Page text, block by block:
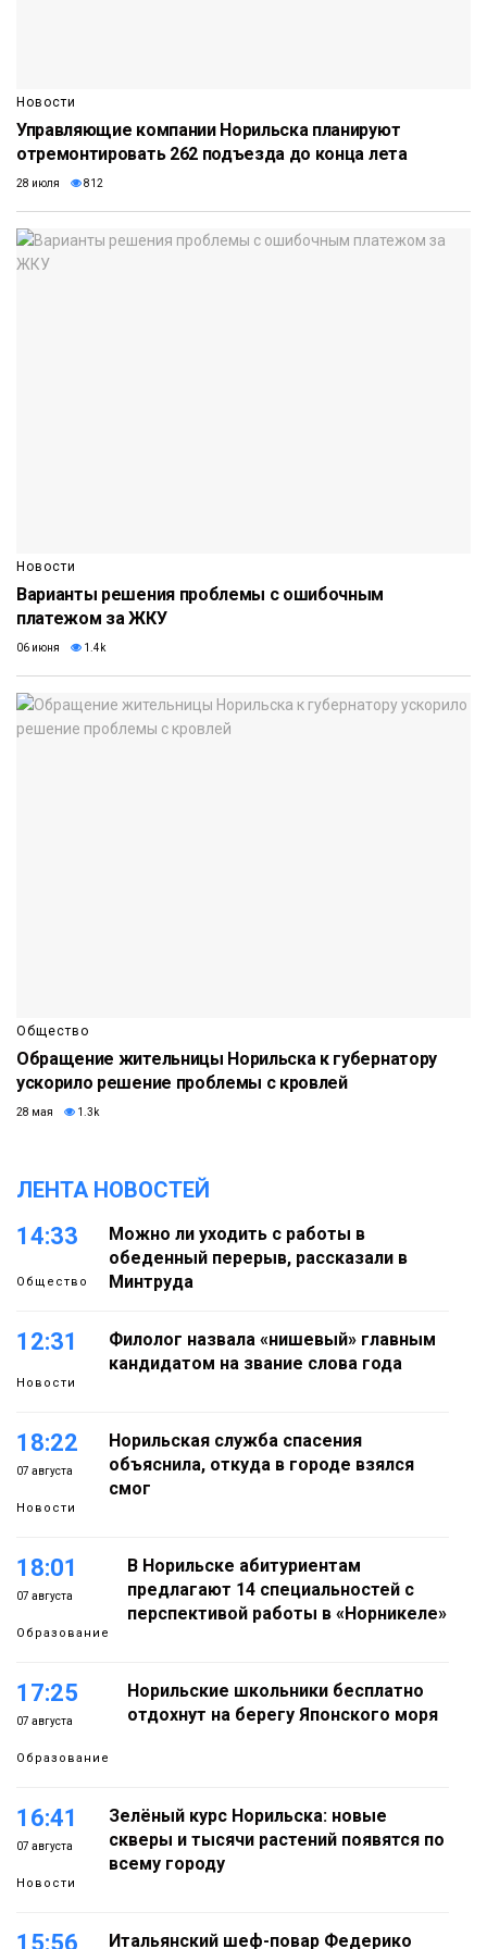
Новости
Управляющие компании Норильска планируют
отремонтировать 262 подъезда до конца лета
28 июля 812
Новости
Варианты решения проблемы с ошибочным
платежом за ЖКУ
06 июня 1.4k
Общество
Обращение жительницы Норильска к губернатору
ускорило решение проблемы с кровлей
28 мая 1.3k
ЛЕНТА НОВОСТЕЙ
14:33
Общество
Можно ли уходить с работы в
обеденный перерыв, рассказали в
Минтруда
12:31
Новости
Филолог назвала «нишевый» главным
кандидатом на звание слова года
18:22
07 августа
Новости
Норильская служба спасения
объяснила, откуда в городе взялся
смог
18:01
07 августа
Образование
В Норильске абитуриентам
предлагают 14 специальностей с
перспективой работы в «Норникеле»
17:25
07 августа
Образование
Норильские школьники бесплатно
отдохнут на берегу Японского моря
16:41
07 августа
Новости
Зелёный курс Норильска: новые
скверы и тысячи растений появятся по
всему городу
15:56
Итальянский шеф-повар Федерико